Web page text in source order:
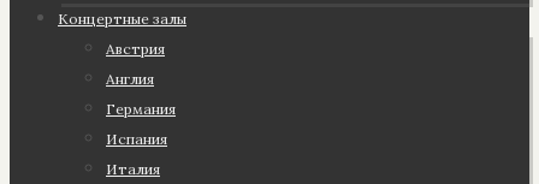
Концертные залы
Австрия
Англия
Германия
Испания
Италия